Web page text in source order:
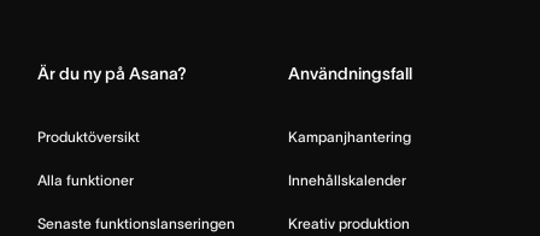
Är du ny på Asana?
Produktöversikt
Alla funktioner
Senaste funktionslanseringen
Användningsfall
Kampanjhantering
Innehållskalender
Kreativ produktion